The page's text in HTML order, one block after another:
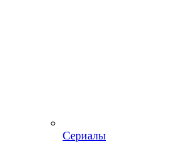
Сериалы